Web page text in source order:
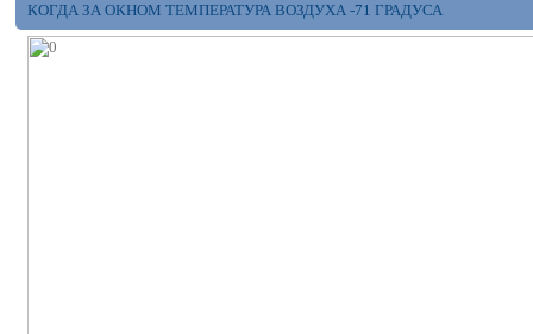
КОГДА ЗА ОКНОМ ТЕМПЕРАТУРА ВОЗДУХА -71 ГРАДУСА